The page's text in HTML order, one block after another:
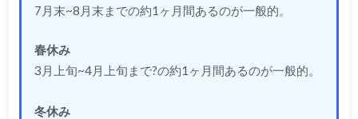
7月末~8月末までの約1ヶ月間あるのが一般的。
春休み
3月上旬~4月上旬まで?の約1ヶ月間あるのが一般的。
冬休み